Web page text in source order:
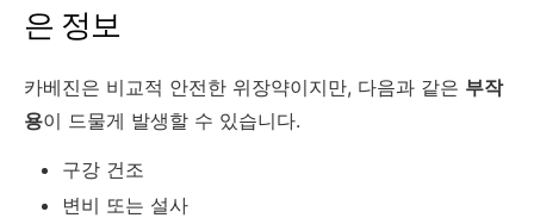
은 정보
카베진은 비교적 안전한 위장약이지만, 다음과 같은 부작
용이 드물게 발생할 수 있습니다.
구강 건조
변비 또는 설사